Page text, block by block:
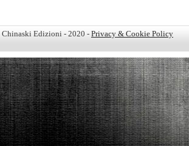
Chinaski Edizioni - 2020 - Privacy & Cookie Policy